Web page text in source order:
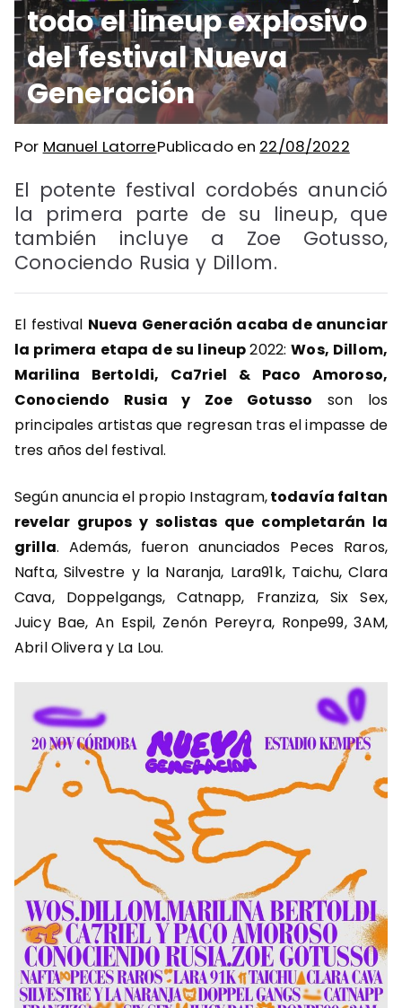
todo el lineup explosivo
del festival Nueva
Generación
Por Manuel LatorrePublicado en 22/08/2022
El potente festival cordobés anunció
la primera parte de su lineup, que
también incluye a Zoe Gotusso,
Conociendo Rusia y Dillom.
El festival Nueva Generación acaba de anunciar
la primera etapa de su lineup2022:Wos, Dillom,
Marilina Bertoldi, Ca7riel & Paco Amoroso,
Conociendo Rusia y Zoe Gotusso son los
principales artistas que regresan tras el impasse de
tres años del festival.
Según anuncia el propio Instagram,todavía faltan
revelar grupos y solistas que completarán la
grilla. Además, fueron anunciados Peces Raros,
Nafta, Silvestre y la Naranja, Lara91k, Taichu, Clara
Cava, Doppelgangs, Catnapp, Franziza, Six Sex,
Juicy Bae, An Espil, Zenón Pereyra, Ronpe99, 3AM,
Abril Olivera y La Lou.